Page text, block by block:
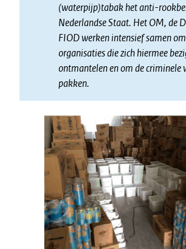
(waterpijp)tabak het anti-
Nederlandse Staat. Het OM, de
FIOD werken intensief samen
organisaties die zich hiermee
ontmantelen en om de criminele
pakken.